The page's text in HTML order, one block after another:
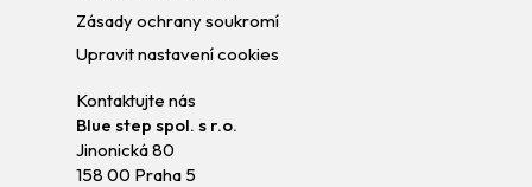
Zásady ochrany soukromí
Upravit nastavení cookies
Kontaktujte nás
Blue step spol. s r.o.
Jinonická 80
158 00 Praha 5